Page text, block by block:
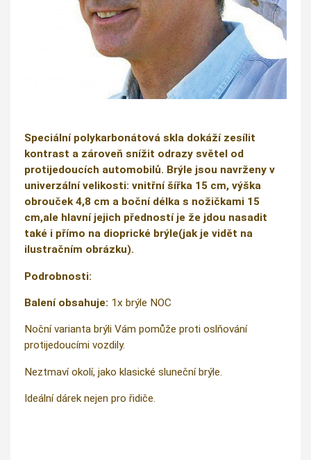
Speciální polykarbonátová skla dokáží zesílit
kontrast a zároveň snížit odrazy světel od
protijedoucích automobilů. Brýle jsou navrženy v
univerzální velikosti: vnitřní šířka 15 cm, výška
obrouček 4,8 cm a boční délka s nožičkami 15
cm,ale hlavní jejich předností je že jdou nasadit
také i přímo na dioprické brýle(jak je vidět na
ilustračním obrázku).
Podrobnosti:
Balení obsahuje: 1x brýle NOC
Noční varianta brýli Vám pomůže proti oslňování
protijedoucími vozdily.
Neztmaví okolí, jako klasické sluneční brýle.
Ideální dárek nejen pro řidiče.